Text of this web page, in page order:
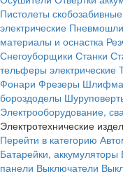
Пистолеты
электрические
материалы и оснастка
Снегоуборщики Станки
тельферы электрические
Фонари Фрезеры
бороздоделы
Электрооборудование,
Электротехнические
Перейти в категорию
Батарейки, аккумуляторы
панели Выключатели